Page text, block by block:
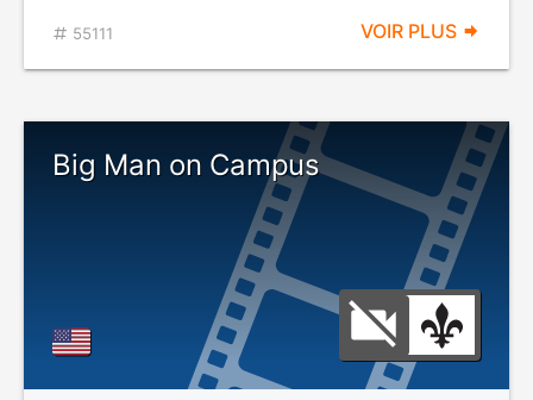
55111 VOIR PLUS
Big Man on Campus